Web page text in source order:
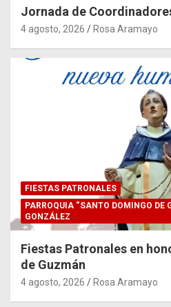
Jornada de
4 agosto, 2026 Rosa Aramayo
FIESTAS PATRONALES
PARROQUIA “SANTO DOMINGO DE
GONZÁLEZ
Fiestas Patronales en
de Guzmán
4 agosto, 2026 Rosa Aramayo